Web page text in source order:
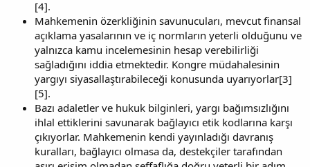
[4].
Mahkemenin özerkliğinin savunucuları, mevcut finansal
açıklama yasalarının ve iç normların yeterli olduğunu ve
yalnızca kamu incelemesinin hesap verebilirliği
sağladığını iddia etmektedir. Kongre müdahalesinin
yargıyı siyasallaştırabileceği konusunda uyarıyorlar[3]
[5].
Bazı adaletler ve hukuk bilginleri, yargı bağımsızlığını
ihlal ettiklerini savunarak bağlayıcı etik kodlarına karşı
çıkıyorlar. Mahkemenin kendi yayınladığı davranış
kuralları, bağlayıcı olmasa da, destekçiler tarafından